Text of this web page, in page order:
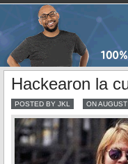
Hackearon la
POSTED BY JKL ON